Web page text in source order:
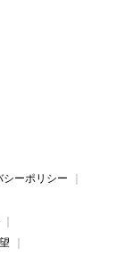
シーポリシー